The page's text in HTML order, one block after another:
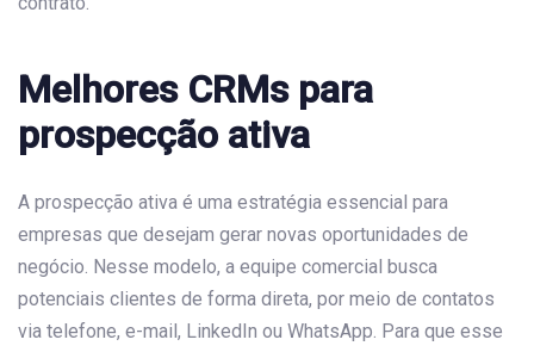
Melhores CRMs para
prospecção ativa
A prospecção ativa é uma estratégia essencial para
empresas que desejam gerar novas oportunidades de
negócio. Nesse modelo, a equipe comercial busca
potenciais clientes de forma direta, por meio de contatos
via telefone, e-mail, LinkedIn ou WhatsApp. Para que esse